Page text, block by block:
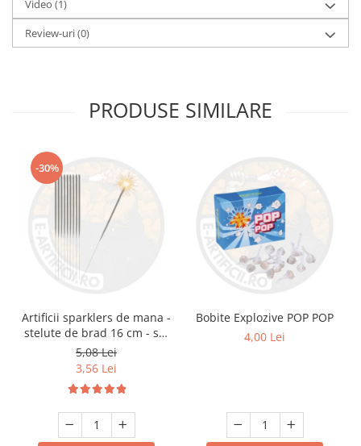
Video (1)
Review-uri(0)
PRODUSE SIMILARE
-30%
Artificii sparklers de mana -
stelute de brad 16 cm - set
10 buc
5,08 Lei
3,56 Lei
Bobite Explozive POP POP
4,00 Lei